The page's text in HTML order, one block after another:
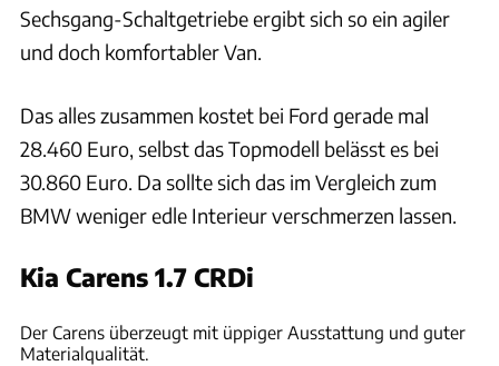
Sechsgang-Schaltgetriebe ergibt sich so ein agiler
und doch komfortabler Van.
Das alles zusammen kostet bei Ford gerade mal
28.460 Euro, selbst das Topmodell belässt es bei
30.860 Euro. Da sollte sich das im Vergleich zum
BMW weniger edle Interieur verschmerzen lassen.
Kia Carens 1.7 CRDi
Der Carens überzeugt mit üppiger Ausstattung und guter
Materialqualität.